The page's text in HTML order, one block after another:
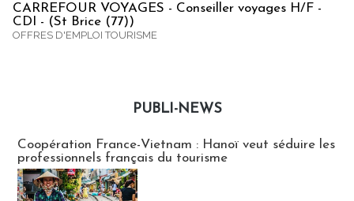
CARREFOUR VOYAGES - Conseiller voyages H/F -
CDI - (St Brice (77))
OFFRES D'EMPLOI TOURISME
PUBLI-NEWS
Coopération France-Vietnam : Hanoï veut séduire les
professionnels français du tourisme